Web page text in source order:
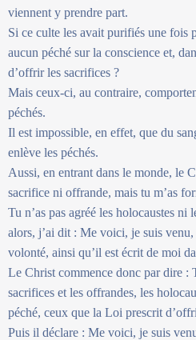
viennent y prendre part.
Si ce culte les avait purifiés une fois
aucun péché sur la conscience et,
d’offrir les sacrifices ?
Mais ceux-ci, au contraire,
péchés.
Il est impossible, en effet, que du
enlève les péchés.
Aussi, en entrant dans le monde, le
sacrifice ni offrande, mais tu m’as
Tu n’as pas agréé les holocaustes ni
alors, j’ai dit : Me voici, je suis
volonté, ainsi qu’il est écrit de moi
Le Christ commence donc par dire :
sacrifices et les offrandes, les
péché, ceux que la Loi prescrit
Puis il déclare : Me voici, je suis